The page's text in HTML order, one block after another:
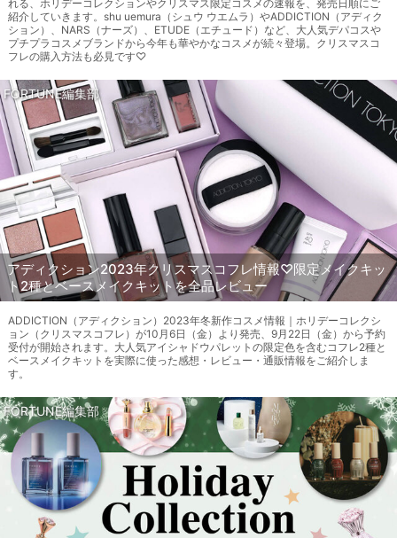
れる、ホリデーコレクションやクリスマス限定コスメの速報を、発売日順にご
紹介していきます。shu uemura（シュウ ウエムラ）やADDICTION（アディク
ション）、NARS（ナーズ）、ETUDE（エチュード）など、大人気デパコスや
プチプラコスメブランドから今年も華やかなコスメが続々登場。クリスマスコ
フレの購入方法も必見です♡
FORTUNE編集部
アディクション2023年クリスマスコフレ情報♡限定メイクキッ
ト2種とベースメイクキットを全品レビュー
ADDICTION（アディクション）2023年冬新作コスメ情報｜ホリデーコレクシ
ョン（クリスマスコフレ）が10月6日（金）より発売、9月22日（金）から予約
受付が開始されます。大人気アイシャドウパレットの限定色を含むコフレ2種と
ベースメイクキットを実際に使った感想・レビュー・通販情報をご紹介しま
す。
FORTUNE編集部